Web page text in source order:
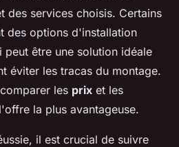
des services choisis. Certains
des options d'installation
être une solution idéale
éviter les tracas du montage.
les prix et les
la plus avantageuse.
il est crucial de suivre